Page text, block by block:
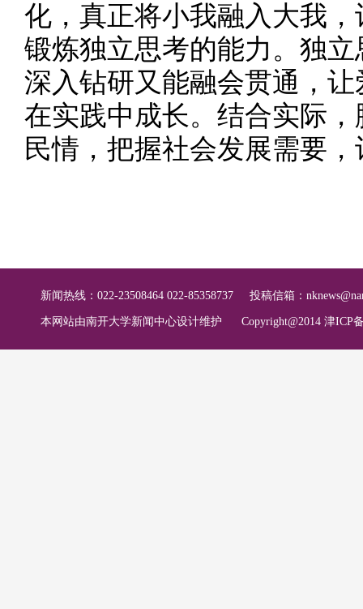
化，真正将小我融入大我
锻炼独立思考的能力。独
深入钻研又能融会贯通，
在实践中成长。结合实际
民情，把握社会发展需要
新闻热线：022-23508464 022-85358737 投稿信箱：
本网站由南开大学新闻中心设计维护 Copyright@2014 津ICP